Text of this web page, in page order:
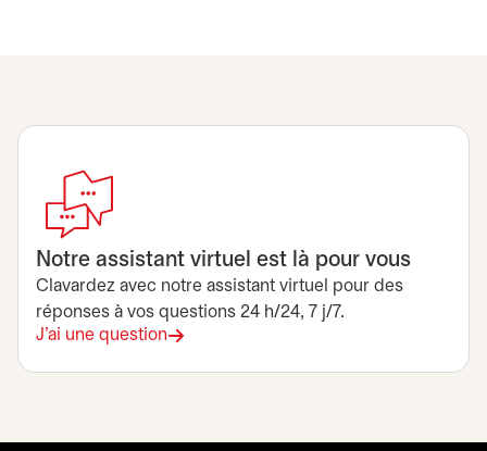
Notre assistant virtuel est là pour vous
Clavardez avec notre assistant virtuel pour des
réponses à vos questions 24 h/24, 7 j/7.
J'ai une question